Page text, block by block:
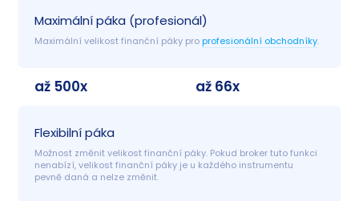
Maximální páka (profesionál)
Maximální velikost finanční páky pro profesionální obchodníky.
až 500x až 66x
Flexibilní páka
Možnost změnit velikost finanční páky. Pokud broker tuto funkci
nenabízí, velikost finanční páky je u každého instrumentu
pevně daná a nelze změnit.